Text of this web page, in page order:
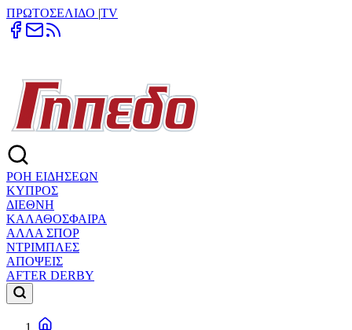
ΠΡΩΤΟΣΕΛΙΔΟ |TV
ΡΟΗ ΕΙΔΗΣΕΩΝ
ΚΥΠΡΟΣ
ΔΙΕΘΝΗ
ΚΑΛΑΘΟΣΦΑΙΡΑ
ΑΛΛΑ ΣΠΟΡ
ΝΤΡΙΜΠΛΕΣ
ΑΠΟΨΕΙΣ
AFTER DERBY